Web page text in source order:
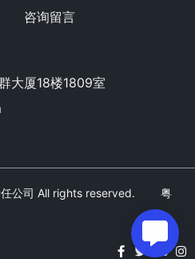
咨询留言
大厦18楼1809室
任公司 All rights reserved. 粤